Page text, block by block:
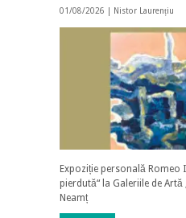
01/08/2026 | Nistor Laurențiu
Expoziție personală Romeo
pierdută“ la Galeriile de
Neamț